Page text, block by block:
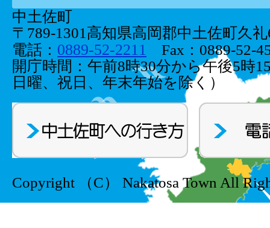
中土佐町
〒789-1301高知県高岡郡中土佐町久礼
電話： 0889-52-2211 Fax：0889-52-
開庁時間：午前8時30分から午後5時
日曜、祝日、年末年始を除く）
Copyright （C） Nakatosa Town All